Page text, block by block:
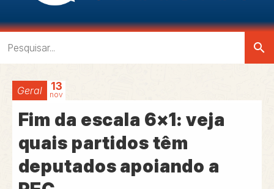
search
Geral 13
nov
Fim da escala 6×1: veja
quais partidos têm
deputados apoiando a